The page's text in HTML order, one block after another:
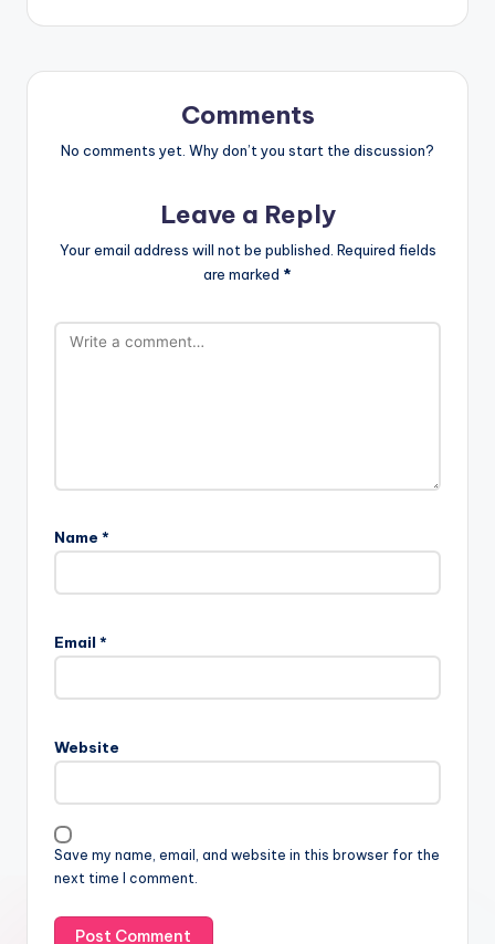
Comments
No comments yet. Why don’t you start the discussion?
Leave a Reply
Your email address will not be published. Required fields
are marked *
Name *
Email *
Website
Save my name, email, and website in this browser for the
next time I comment.